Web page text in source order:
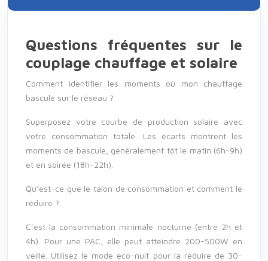
Questions fréquentes sur le
couplage chauffage et solaire
Comment identifier les moments où mon chauffage
bascule sur le réseau ?
Superposez votre courbe de production solaire avec
votre consommation totale. Les écarts montrent les
moments de bascule, généralement tôt le matin (6h-9h)
et en soirée (18h-22h).
Qu’est-ce que le talon de consommation et comment le
réduire ?
C’est la consommation minimale nocturne (entre 2h et
4h). Pour une PAC, elle peut atteindre 200-500W en
veille. Utilisez le mode eco-nuit pour la réduire de 30-